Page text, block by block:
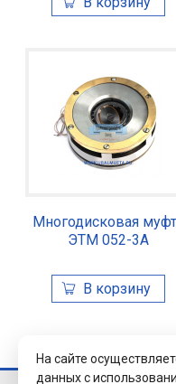
Многодисковая
ЭТМ 052-3А
На сайте
данных с